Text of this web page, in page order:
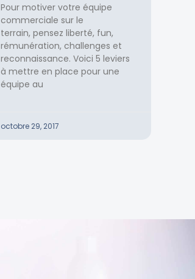
Pour motiver votre équipe
commerciale sur le
terrain, pensez liberté, fun,
rémunération, challenges et
reconnaissance. Voici 5 leviers
à mettre en place pour une
équipe au
octobre 29, 2017